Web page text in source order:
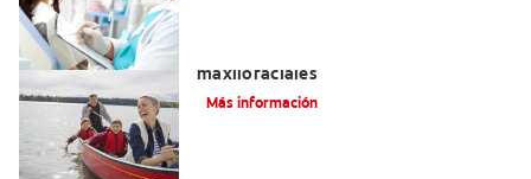
maxilofaciales
Más información